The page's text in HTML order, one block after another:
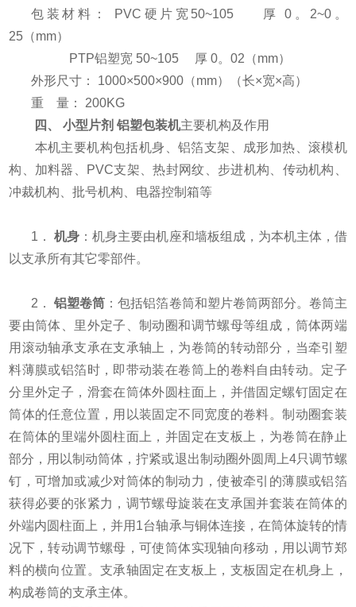
包装材料： PVC硬片宽50~105 厚 0。2~0。
25（mm）
PTP铝塑宽 50~105 厚 0。02（mm）
外形尺寸： 1000×500×900（mm）（长×宽×高）
重 量： 200KG
四、 小型片剂 铝塑包装机主要机构及作用
本机主要机构包括机身、铝箔支架、成形加热、滚模机
构、加料器、PVC支架、热封网纹、步进机构、传动机构、
冲裁机构、批号机构、电器控制箱等
1．机身 ：机身主要由机座和墙板组成，为本机主体，借
以支承所有其它零部件。
2．铝塑卷筒 ：包括铝箔卷筒和塑片卷筒两部分。卷筒主
要由筒体、里外定子、制动圈和调节螺母等组成，筒体两端
用滚动轴承支承在支承轴上，为卷筒的转动部分，当牵引塑
料薄膜或铝箔时，即带动装在卷筒上的卷料自由转动。定子
分里外定子，滑套在筒体外圆柱面上，并借固定螺钉固定在
筒体的任意位置，用以装固定不同宽度的卷料。制动圈套装
在筒体的里端外圆柱面上，并固定在支板上，为卷筒在静止
部分，用以制动筒体，拧紧或退出制动圈外圆周上4只调节螺
钉，可增加或减少对筒体的制动力，使被牵引的薄膜或铝箔
获得必要的张紧力，调节螺母旋装在支承国并套装在筒体的
外端内圆柱面上，并用1台轴承与铜体连接，在筒体旋转的情
况下，转动调节螺母，可使筒体实现轴向移动，用以调节郑
料的横向位置。支承轴固定在支板上，支板固定在机身上，
构成卷筒的支承主体。